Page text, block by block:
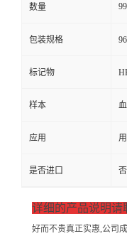
数量 99
包装规格
标记物
样本
应用
是否进口 否
详细的产品说明请
好而不贵真正实惠,公司